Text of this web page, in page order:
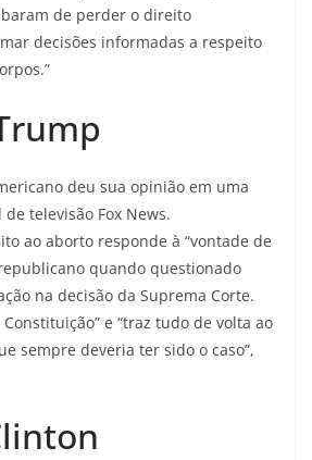
de perder o direito
decisões informadas a respeito
deu sua opinião em uma
televisão Fox News.
ao aborto responde à “vontade de
quando questionado
na decisão da Suprema Corte.
Constituição” e “traz tudo de volta ao
sempre deveria ter sido o caso”,